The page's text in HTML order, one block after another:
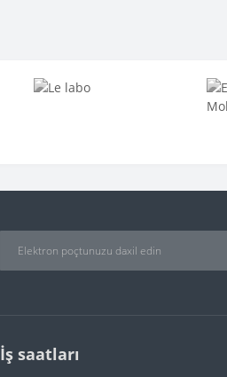
İş saatları